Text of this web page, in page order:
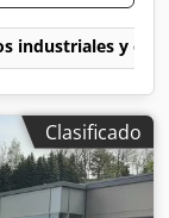
industriales y
Clasificado